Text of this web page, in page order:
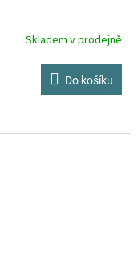
Skladem v prodejně
Do košíku